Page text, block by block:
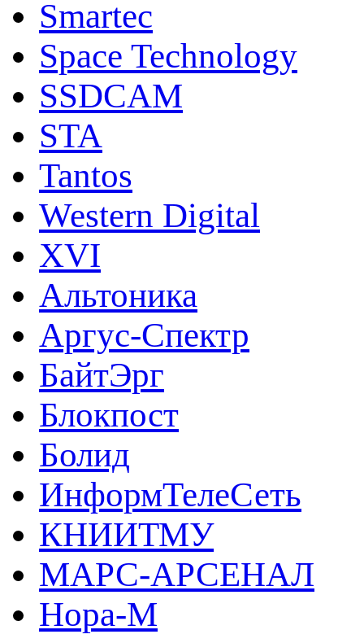
Smartec
Space Technology
SSDCAM
STA
Tantos
Western Digital
XVI
Альтоника
Аргус-Спектр
БайтЭрг
Блокпост
Болид
ИнформТелеСеть
КНИИТМУ
МАРС-АРСЕНАЛ
Нора-М